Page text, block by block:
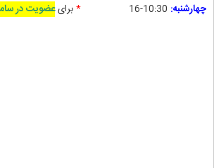
چهارشنبه:
*برایعضویت در